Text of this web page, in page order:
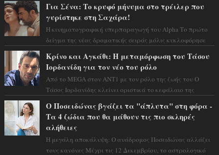
Για Σένα: Το κρυφό μήνυμα στο τρέιλερ που
γυρίστηκε στη Σαχάρα!
Η κινηματογραφική υπερπαραγωγή του Alpha Το πρώτο
δείγμα της νέας δραματικής σειράς μόλις κυκλοφόρησε
Κρίνο και Αγκάθι: Η μεταμόρφωση του Τάσου
Ιορδανίδη για τον νέο του ρόλο
Από το MEGA στον ΑΝΤ1 με τον ρόλο της ζωής του Ο
Τάσος Ιορδανίδης κλείνει οριστικά το κεφάλαιο της
Ο Ποσειδώνας βγάζει τα "άπλυτα" στη φόρα -
Τα 4 ζώδια που θα μάθουν τις πιο σκληρές
αλήθειες
Η μεγάλη αποκάλυψη: Ο ανάδρομος Ποσειδώνας αλλάζει
τους κανόνες Μέχρι τις 12 Δεκεμβρίου, το αστρολογικό